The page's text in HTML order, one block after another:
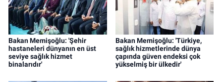
Bakan Memişoğlu: 'Şehir
hastaneleri dünyanın en üst
seviye sağlık hizmet
binalarıdır'
Bakan Memişoğlu: 'Türkiye,
sağlık hizmetlerinde dünya
çapında güven endeksi çok
yükselmiş bir ülkedir'